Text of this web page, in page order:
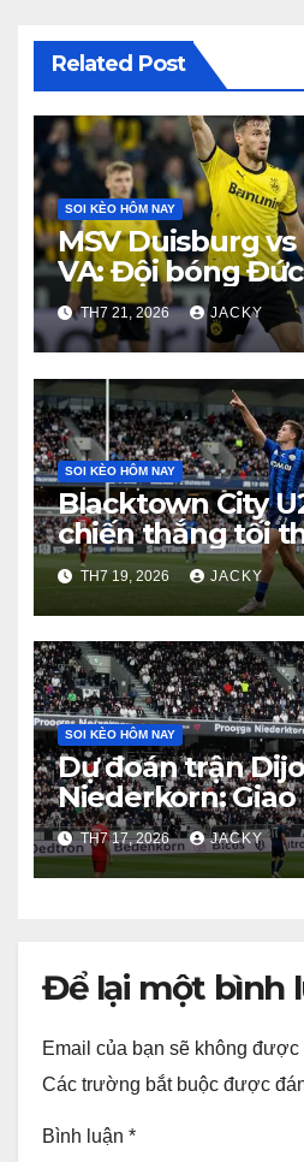
Related Post
SOI KÈO HÔM NAY
MSV Duisburg
VA: Đội bóng
độ ấn tượng
hữu
TH7 21, 2026 JACKY
SOI KÈO HÔM NAY
Blacktown City
chiến thắng tối
St. George City
TH7 19, 2026 JACKY
SOI KÈO HÔM NAY
Dự đoán trận
Niederkorn:
động mùa giải
TH7 17, 2026 JACKY
Để lại một bình
Email của bạn sẽ không
Các trường bắt buộc được
Bình luận *